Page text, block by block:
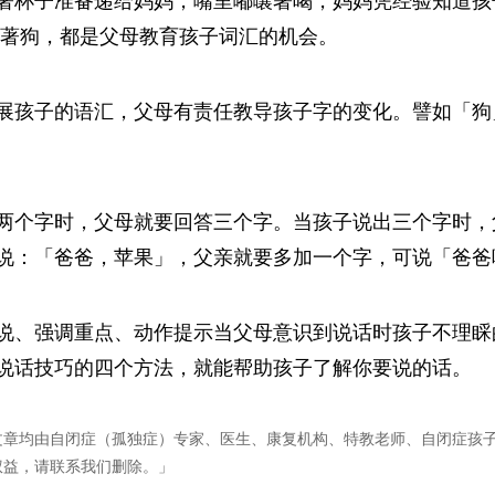
狗，都是父母教育孩子词汇的机会。
孩子的语汇，父母有责任教导孩子字的变化。譬如「
个字时，父母就要回答三个字。当孩子说出三个字时
：「爸爸，苹果」，父亲就要多加一个字，可说「爸
、强调重点、动作提示当父母意识到说话时孩子不理
技巧的四个方法，就能帮助孩子了解你要说的话。
均由自闭症（孤独症）专家、医生、康复机构、特教老师、自闭症
，请联系我们删除。」